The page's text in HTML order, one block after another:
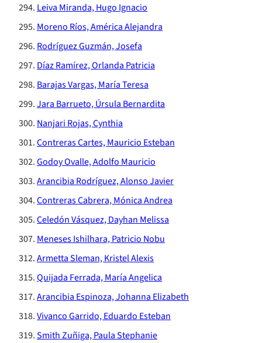
Leiva Miranda, Hugo Ignacio
Moreno Ríos, América Alejandra
Rodríguez Guzmán, Josefa
Díaz Ramírez, Orlanda Patricia
Barajas Vargas, María Teresa
Jara Barrueto, Úrsula Bernardita
Nanjari Rojas, Cynthia
Contreras Cartes, Mauricio Esteban
Godoy Ovalle, Adolfo Mauricio
Arancibia Rodríguez, Alonso Javier
Contreras Cabrera, Mónica Andrea
Celedón Vásquez, Dayhan Melissa
Meneses Ishilhara, Patricio Nobu
Armetta Sleman, Kristel Alexis
Quijada Ferrada, María Angelica
Arancibia Espinoza, Johanna Elizabeth
Vivanco Garrido, Eduardo Esteban
Smith Zuñiga, Paula Stephanie